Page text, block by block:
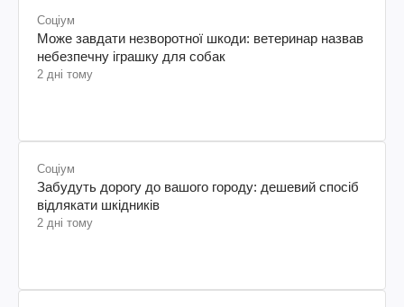
Соціум
Може завдати незворотної шкоди: ветеринар назвав
небезпечну іграшку для собак
2 дні тому
Соціум
Забудуть дорогу до вашого городу: дешевий спосіб
відлякати шкідників
2 дні тому